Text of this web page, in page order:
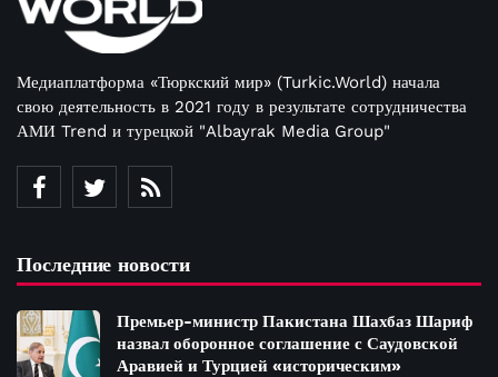
Медиаплатформа «Тюркский мир» (Turkic.World) начала
свою деятельность в 2021 году в результате сотрудничества
АМИ Trend и турецкой "Albayrak Media Group"
Последние новости
Премьер-министр Пакистана Шахбаз Шариф
назвал оборонное соглашение с Саудовской
Аравией и Турцией «историческим»